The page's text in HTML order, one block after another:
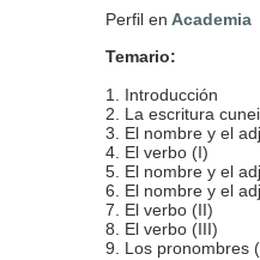
Perfil en Academia
Temario:
1. Introducción
2. La escritura
3. El nombre y el
4. El verbo (I)
5. El nombre y el
6. El nombre y el
7. El verbo (II)
8. El verbo (III)
9. Los pronombres